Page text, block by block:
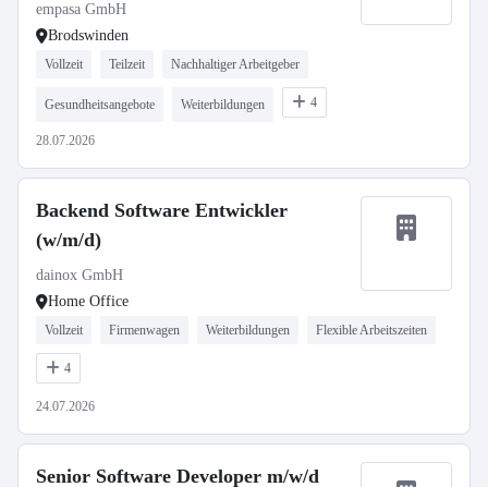
empasa GmbH
Brodswinden
Vollzeit Teilzeit Nachhaltiger Arbeitgeber
Gesundheitsangebote Weiterbildungen 4
28.07.2026
Backend Software Entwickler
(w/m/d)
dainox GmbH
Home Office
Vollzeit Firmenwagen Weiterbildungen Flexible Arbeitszeiten
4
24.07.2026
Senior Software Developer m/w/d